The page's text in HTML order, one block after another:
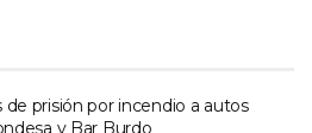
de prisión por incendio a autos
y Bar Burdo